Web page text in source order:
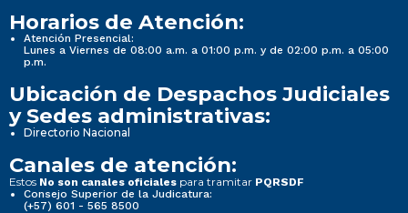
Horarios de Atención:
Atención Presencial:
Lunes a Viernes de 08:00 a.m. a 01:00 p.m. y de 02:00 p.m. a 05:00
p.m.
Ubicación de Despachos Judiciales
y Sedes administrativas:
Directorio Nacional
Canales de atención:
Estos No son canales oficiales para tramitar PQRSDF
Consejo Superior de la Judicatura:
(+57) 601 - 565 8500